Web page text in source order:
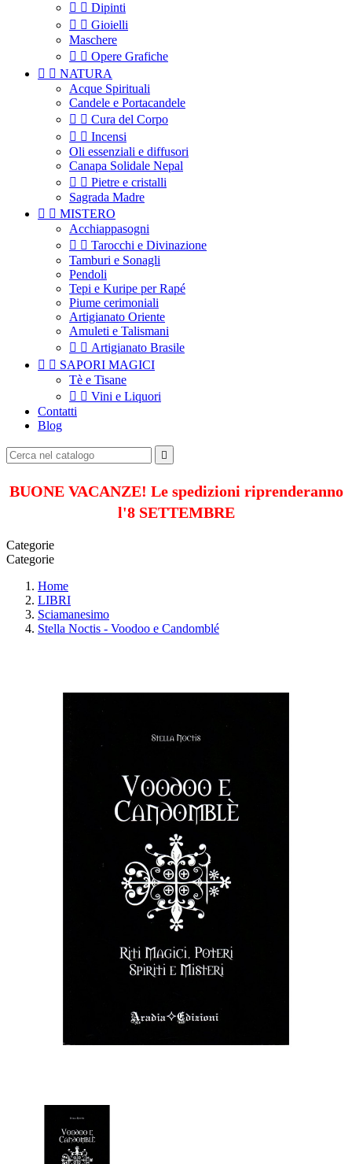
  Dipinti
  Gioielli
Maschere
  Opere Grafiche
  NATURA
Acque Spirituali
Candele e Portacandele
  Cura del Corpo
  Incensi
Oli essenziali e diffusori
Canapa Solidale Nepal
  Pietre e cristalli
Sagrada Madre
  MISTERO
Acchiappasogni
  Tarocchi e Divinazione
Tamburi e Sonagli
Pendoli
Tepi e Kuripe per Rapé
Piume cerimoniali
Artigianato Oriente
Amuleti e Talismani
  Artigianato Brasile
  SAPORI MAGICI
Tè e Tisane
  Vini e Liquori
Contatti
Blog

BUONE VACANZE! Le spedizioni riprenderanno
l'8 SETTEMBRE
Categorie
Categorie
Home
LIBRI
Sciamanesimo
Stella Noctis - Voodoo e Candomblé